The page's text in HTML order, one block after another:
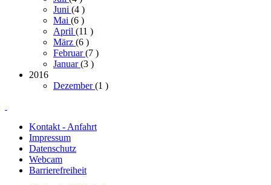
Juni (4 )
Mai (6 )
April (11 )
März (6 )
Februar(7 )
Januar(3 )
2016
Dezember(1 )
Kontakt - Anfahrt
Impressum
Datenschutz
Webcam
Barrierefreiheit